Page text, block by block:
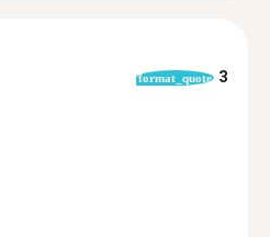
format_quote 3